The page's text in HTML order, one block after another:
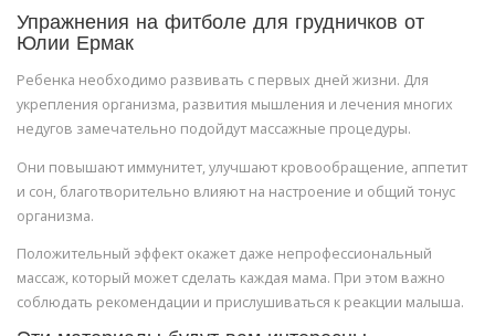
Упражнения на фитболе для грудничков от
Юлии Ермак
Ребенка необходимо развивать с первых дней жизни. Для
укрепления организма, развития мышления и лечения многих
недугов замечательно подойдут массажные процедуры.
Они повышают иммунитет, улучшают кровообращение, аппетит
и сон, благотворительно влияют на настроение и общий тонус
организма.
Положительный эффект окажет даже непрофессиональный
массаж, который может сделать каждая мама. При этом важно
соблюдать рекомендации и прислушиваться к реакции малыша.